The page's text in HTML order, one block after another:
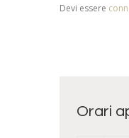
Devi essere
Orari